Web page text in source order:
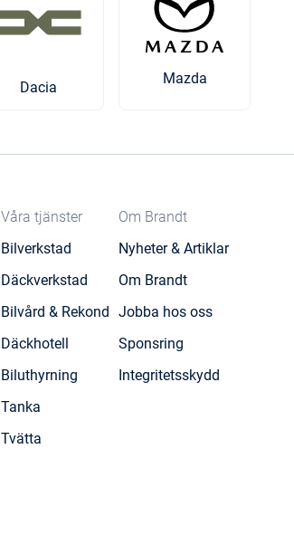
Dacia
Mazda
Våra tjänster
Bilverkstad
Däckverkstad
Bilvård & Rekond
Däckhotell
Biluthyrning
Tanka
Tvätta
Om Brandt
Nyheter & Artiklar
Om Brandt
Jobba hos oss
Sponsring
Integritetsskydd